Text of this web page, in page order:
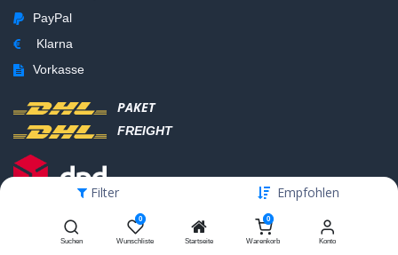
Filter Empfohlen
Suchen
0
Wunschliste Startseite
0
Warenkorb Konto
PayPal
Klarna
Vorkasse
PAKET
FREIGHT